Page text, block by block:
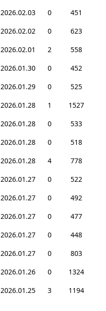
2026.02.03 0
451
2026.02.02 0
623
2026.02.01 2
558
2026.01.30 0
452
2026.01.29 0
525
2026.01.28 1
1527
2026.01.28 0
533
2026.01.28 0
518
2026.01.28 4
778
2026.01.27 0
522
2026.01.27 0
492
2026.01.27 0
477
2026.01.27 0
448
2026.01.27 0
803
2026.01.26 0
1324
2026.01.25 3 1194